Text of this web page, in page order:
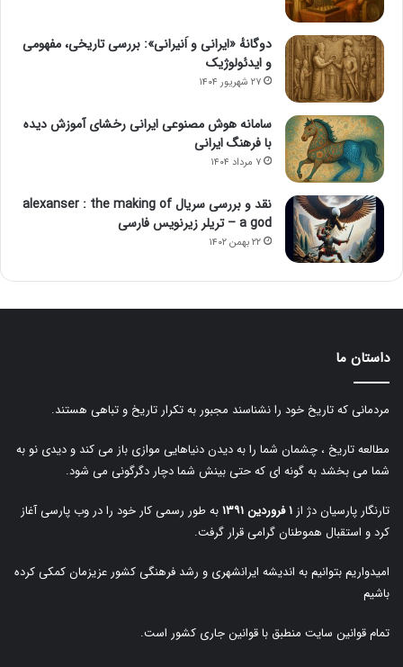
دوگانهٔ «ایرانی و اَنیرانی»: بررسی تاریخی، مفهومی
و ایدئولوژیک
۲۷ شهریور ۱۴۰۴
سامانه هوش مصنوعی ایرانی رخشای آموزش دیده
با فرهنگ ایرانی
۷ مرداد ۱۴۰۴
نقد و بررسی سریال alexanser : the making of
a god – تریلر زیرنویس فارسی
۲۲ بهمن ۱۴۰۲
داستان ما
مردمانی که تاریخ خود را نشناسند مجبور به تکرار تاریخ و تباهی هستند.
مطالعه تاریخ ، چشمان شما را به دیدن دنیاهایی موازی باز می کند و دیدی نو به
شما می بخشد به گونه ای که حتی بینش شما دچار دگرگونی می شود.
تارنگار پارسیان دژ از ۱ فروردین ۱۳۹۱
به طور رسمی کار خود را در وب پارسی آغاز
کرد و استقبال هموطنان گرامی قرار گرفت.
امیدواریم بتوانیم به اندیشه ایرانشهری و رشد فرهنگی کشور عزیزمان کمکی کرده
باشیم
تمام قوانین سایت منطبق با قوانین جاری کشور است.